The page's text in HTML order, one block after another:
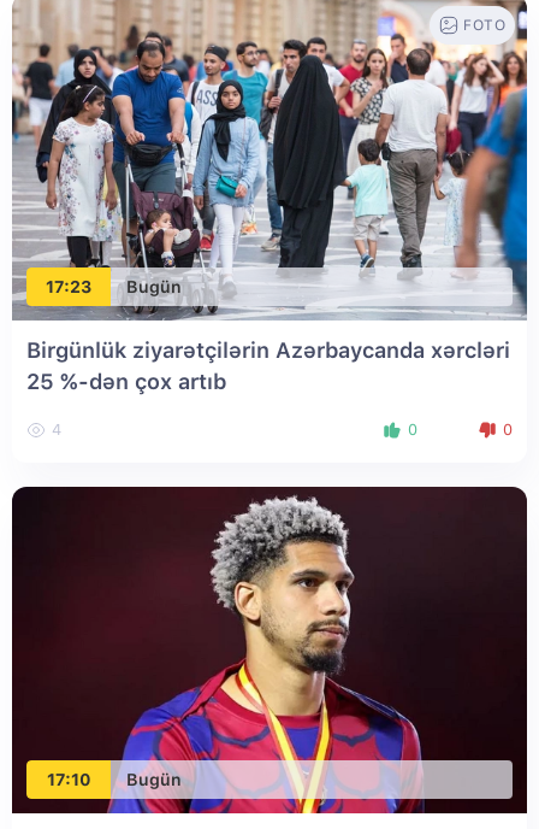
17:23 Bugün
FOTO
Birgünlük ziyarətçilərin Azərbaycanda xərcləri
25 %-dən çox artıb
4 0 0
17:10 Bugün